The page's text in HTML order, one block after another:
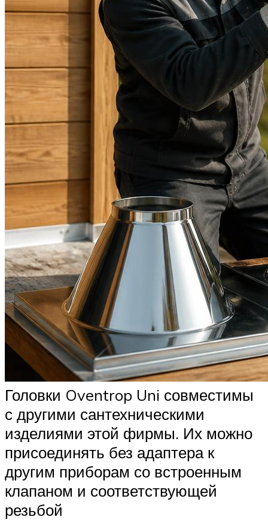
Головки Oventrop Uni совместимы
с другими сантехническими
изделиями этой фирмы. Их можно
присоединять без адаптера к
другим приборам со встроенным
клапаном и соответствующей
резьбой